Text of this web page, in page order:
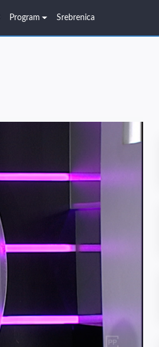
Program Srebrenica